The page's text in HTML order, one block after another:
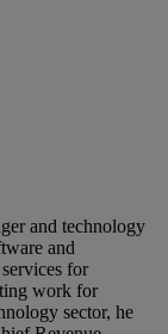
and technology
and
for
work for
sector, he